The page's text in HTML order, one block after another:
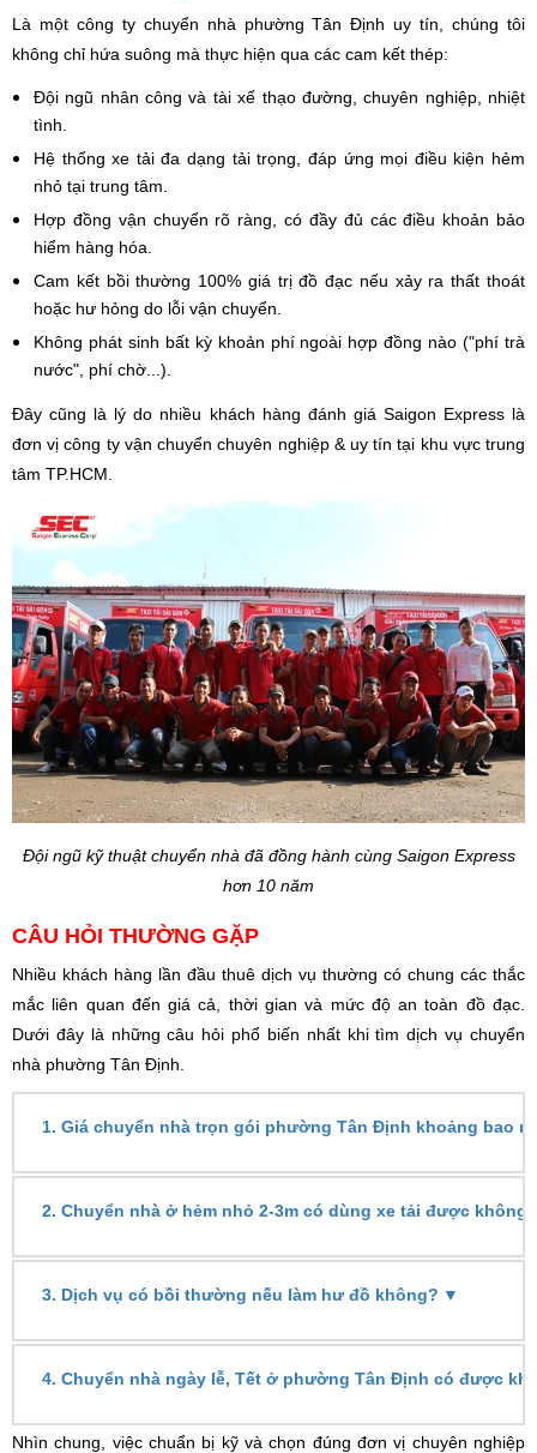
Là một công ty chuyển nhà phường Tân Định uy tín, chúng tôi
không chỉ hứa suông mà thực hiện qua các cam kết thép:
Đội ngũ nhân công và tài xế thạo đường, chuyên nghiệp, nhiệt
tình.
Hệ thống xe tải đa dạng tải trọng, đáp ứng mọi điều kiện hẻm
nhỏ tại trung tâm.
Hợp đồng vận chuyển rõ ràng, có đầy đủ các điều khoản bảo
hiểm hàng hóa.
Cam kết bồi thường 100% giá trị đồ đạc nếu xảy ra thất thoát
hoặc hư hỏng do lỗi vận chuyển.
Không phát sinh bất kỳ khoản phí ngoài hợp đồng nào ("phí trà
nước", phí chờ...).
Đây cũng là lý do nhiều khách hàng đánh giá Saigon Express là
đơn vị công ty vận chuyển chuyên nghiệp & uy tín tại khu vực trung
tâm TP.HCM.
Đội ngũ kỹ thuật chuyển nhà đã đồng hành cùng Saigon Express
hơn 10 năm
CÂU HỎI THƯỜNG GẶP
Nhiều khách hàng lần đầu thuê dịch vụ thường có chung các thắc
mắc liên quan đến giá cả, thời gian và mức độ an toàn đồ đạc.
Dưới đây là những câu hỏi phổ biến nhất khi tìm dịch vụ chuyển
nhà phường Tân Định.
1. Giá chuyển nhà trọn gói phường Tân Định khoảng bao
2. Chuyển nhà ở hẻm nhỏ 2-3m có dùng xe tải được không?
3. Dịch vụ có bồi thường nếu làm hư đồ không? ▼
4. Chuyển nhà ngày lễ, Tết ở phường Tân Định có được
Nhìn chung, việc chuẩn bị kỹ và chọn đúng đơn vị chuyên nghiệp